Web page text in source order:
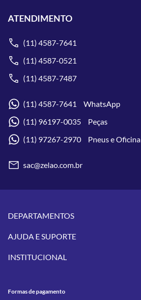
ATENDIMENTO
(11) 4587-7641
(11) 4587-0521
(11) 4587-7487
(11) 4587-7641 WhatsApp
(11) 96197-0035 Peças
(11) 97267-2970 Pneus e Oficina
sac@zelao.com.br
DEPARTAMENTOS
Vestuários
Pneus
Utilidades
AJUDA E SUPORTE
Meus Pedidos
INSTITUCIONAL
Contato
Formas de pagamento